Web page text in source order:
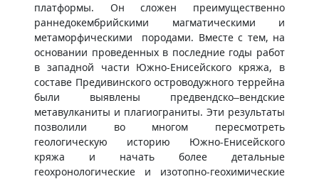
платформы. Он сложен преимущественно
раннедокембрийскими магматическими и
метаморфическими породами. Вместе с тем, на
основании проведенных в последние годы работ
в западной части Южно-Енисейского кряжа, в
составе Предивинского островодужного террейна
были выявлены предвендско–вендские
метавулканиты и плагиограниты. Эти результаты
позволили во многом пересмотреть
геологическую историю Южно-Енисейского
кряжа и начать более детальные
геохронологические и изотопно-геохимические